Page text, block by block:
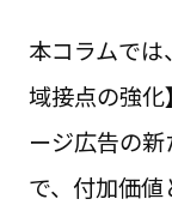
本コラムで
域接点の強
ージ広告の
で、付加価